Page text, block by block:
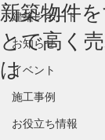
建築レポート
お知らせ
イベント
施工事例
お役立ち情報
新築物件
とで高く
は